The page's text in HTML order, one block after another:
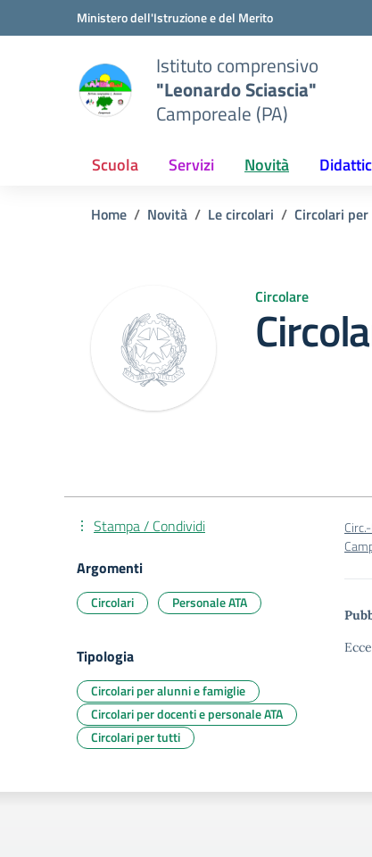
Vai ai contenuti
Vai al menu di navigazioneMinistero dell'Istruzione e del Merito
Istituto comprensivo
"Leonardo Sciascia"
Camporeale (PA)
Scuola Servizi Novità
Home Novità Le circolari Circolari
Circolare
Stampa / Condividi
Argomenti
Circolari Personale ATA
Tipologia
Circolari per alunni e famiglie
Circolari per docenti e personale ATA
Circolari per tutti